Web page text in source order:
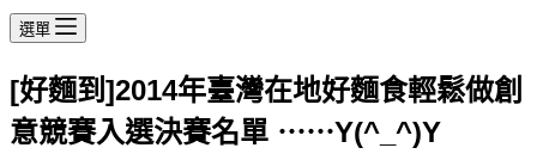
選單
[好麵到]2014年臺灣在地好麵食輕鬆做創
意競賽入選決賽名單 ⋯⋯Y(^_^)Y